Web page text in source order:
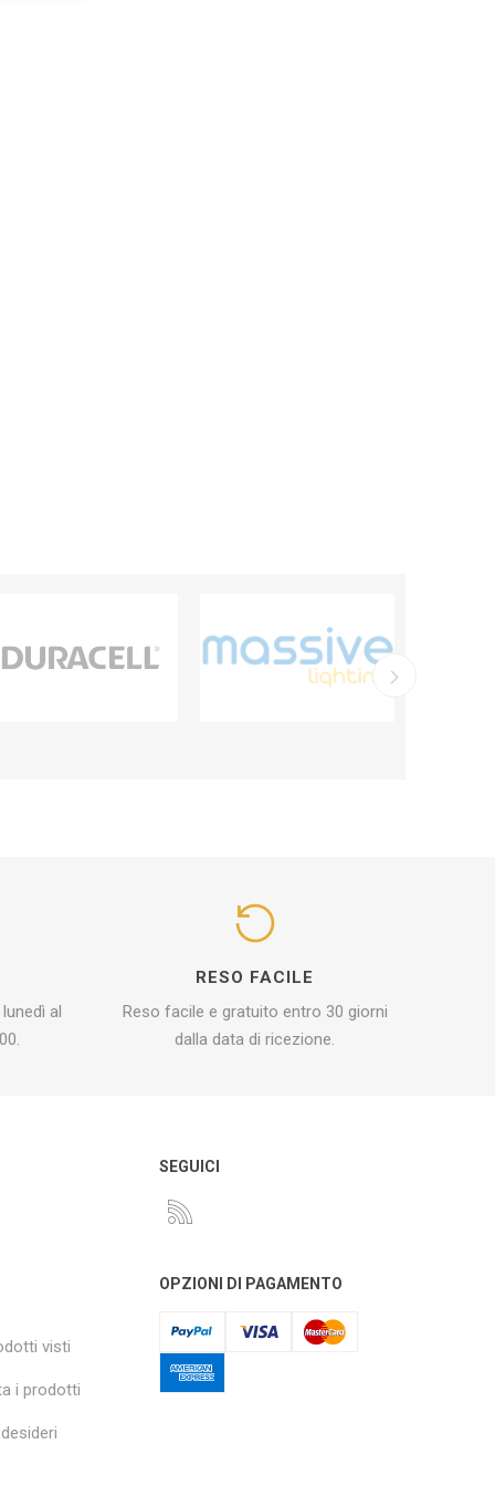
al
RESO FACILE
Reso facile e gratuito entro 30 giorni
dalla data di ricezione.
visti
i prodotti
SEGUICI
OPZIONI DI PAGAMENTO